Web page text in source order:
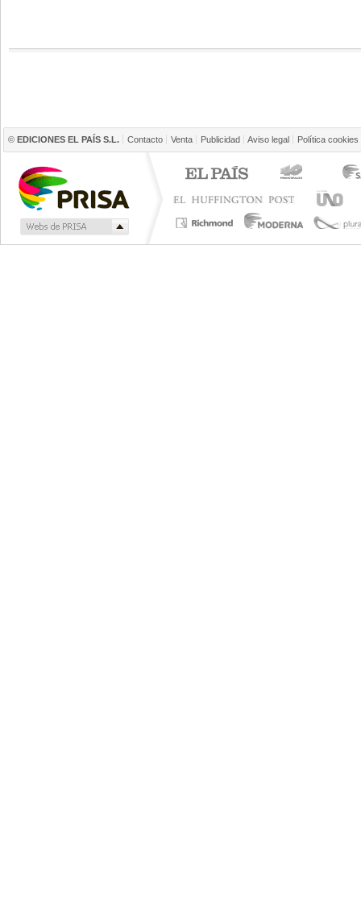
© EDICIONES EL PAÍS S.L. Contacto Venta Publicidad Aviso legal Política cookies